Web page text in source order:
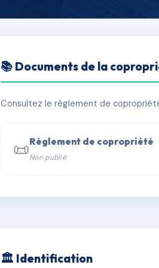
21
📍 21 BOULEVARD THIERS 21000
📞 Contacter Syndic Digital
📚 Documents de la
Consultez le règlement de
📜Règlement de copropriété
Non publié
🏛 Identification